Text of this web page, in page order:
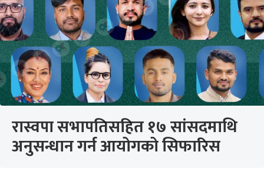
रास्वपा सभापतिसहित १७ सांसदमाथि
अनुसन्धान गर्न आयोगको सिफारिस